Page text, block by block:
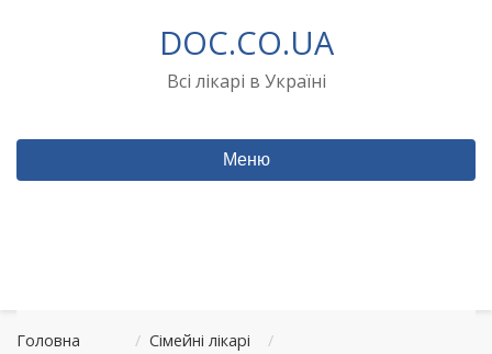
DOC.CO.UA
Всі лікарі в Україні
Меню
Головна / Сімейні лікарі
/